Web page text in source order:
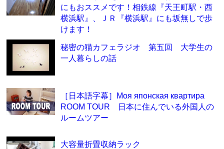
にもおススメです！相鉄線『天王町駅・西
横浜駅』、ＪＲ『横浜駅』にも坂無しで歩
けます！
秘密の猫カフェラジオ 第五回 大学生の
一人暮らしの話
［日本語字幕］Моя японская квартира
ROOM TOUR 日本に住んでいる外国人の
ルームツアー
大容量折畳収納ラック